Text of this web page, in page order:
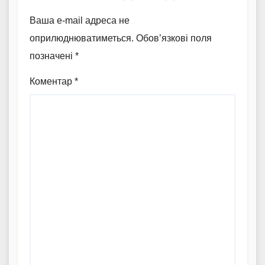
Ваша e-mail адреса не
оприлюднюватиметься. Обов’язкові поля
позначені *
Коментар *